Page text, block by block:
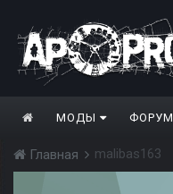
МОДЫ ФОРУМ
Главная malibas163